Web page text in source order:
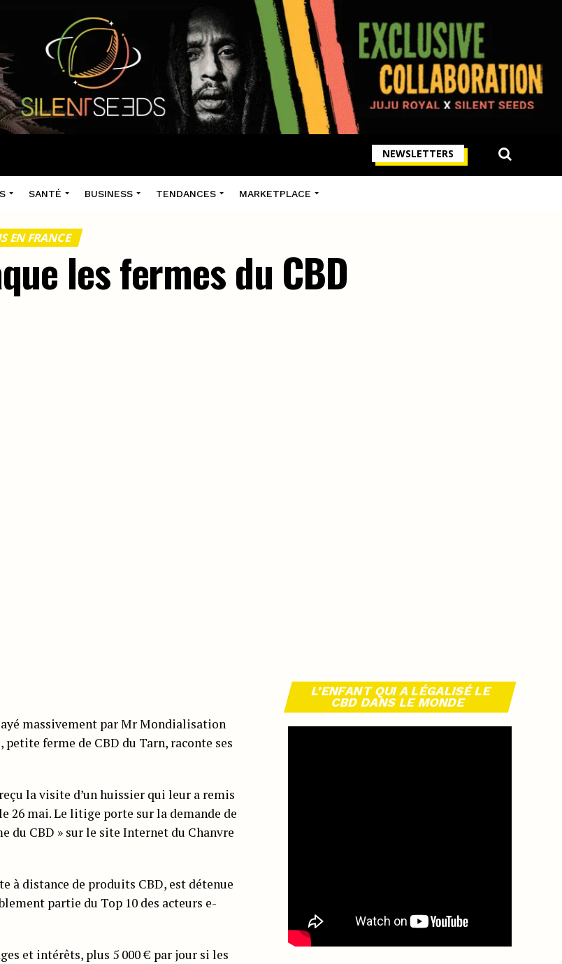
NEWSLETTERS
SANTÉ BUSINESS TENDANCES MARKETPLACE
EN FRANCE
les fermes du CBD
massivement par Mr Mondialisation
ferme de CBD du Tarn, raconte ses
la visite d’un huissier qui leur a remis
26 mai. Le litige porte sur la demande de
du CBD » sur le site Internet du Chanvre
à distance de produits CBD, est détenue
partie du Top 10 des acteurs e-
et intérêts, plus 5 000 € par jour si les
L’ENFANT QUI A LÉGALISÉ LE
CBD DANS LE MONDE